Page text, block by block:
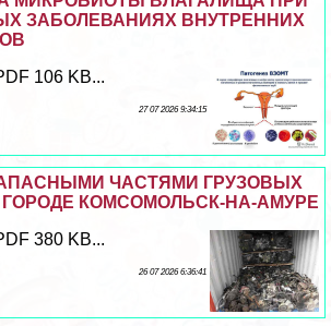
ЗАБОЛЕВАНИЯХ ВНУТРЕННИХ
106 KB...
27 07 2026 9:34:15
ЧАСТЯМИ ГРУЗОВЫХ
КОМСОМОЛЬСК-НА-АМУРЕ
380 KB...
26 07 2026 6:36:41